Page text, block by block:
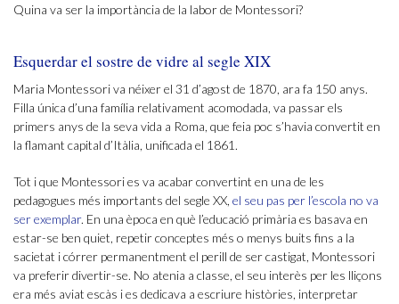
Quina va ser la importància de la labor de Montessori?
Esquerdar el sostre de vidre al segle XIX
Maria Montessori va néixer el 31 d’agost de 1870, ara fa 150 anys.
Filla única d’una família relativament acomodada, va passar els
primers anys de la seva vida a Roma, que feia poc s’havia convertit en
la flamant capital d’Itàlia, unificada el 1861.
Tot i que Montessori es va acabar convertint en una de les
pedagogues més importants del segle XX, el seu pas per l’escola no va
ser exemplar. En una època en què l’educació primària es basava en
estar-se ben quiet, repetir conceptes més o menys buits fins a la
sacietat i córrer permanentment el perill de ser castigat, Montessori
va preferir divertir-se. No atenia a classe, el seu interès per les lliçons
era més aviat escàs i es dedicava a escriure històries, interpretar